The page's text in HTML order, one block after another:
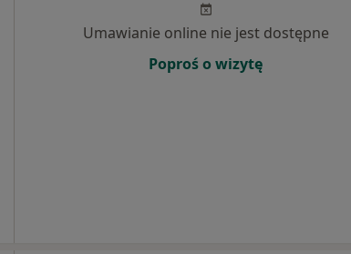
Umawianie online nie jest dostępne
Poproś o wizytę